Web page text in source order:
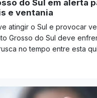
do Sul em alerta
e ventania
atingir o Sul e provocar
Grosso do Sul deve
no tempo entre esta